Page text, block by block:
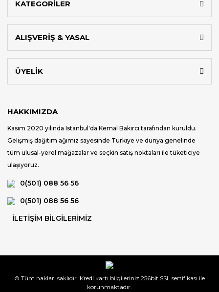
KATEGORİLER
ALIŞVERİŞ & YASAL
ÜYELİK
HAKKIMIZDA
Kasım 2020 yılında Istanbul'da Kemal Bakırcı tarafından kuruldu.
Gelişmiş dağıtım ağımız sayesinde Türkiye ve dünya genelinde
tüm ulusal-yerel mağazalar ve seçkin satış noktaları ile tüketiciye
ulaşıyoruz.
0(501) 088 56 56
0(501) 088 56 56
İLETİŞİM BİLGİLERİMİZ
© Tüm hakları saklıdır. Kredi kartı bilgileriniz 256bit SSL sertifikası ile
korunmaktadır.